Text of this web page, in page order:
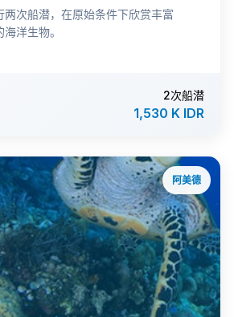
两次船潜，在原始条件下欣赏丰富
洋生物。
2次船潜
1,530 K IDR
ℹ️
阿美德